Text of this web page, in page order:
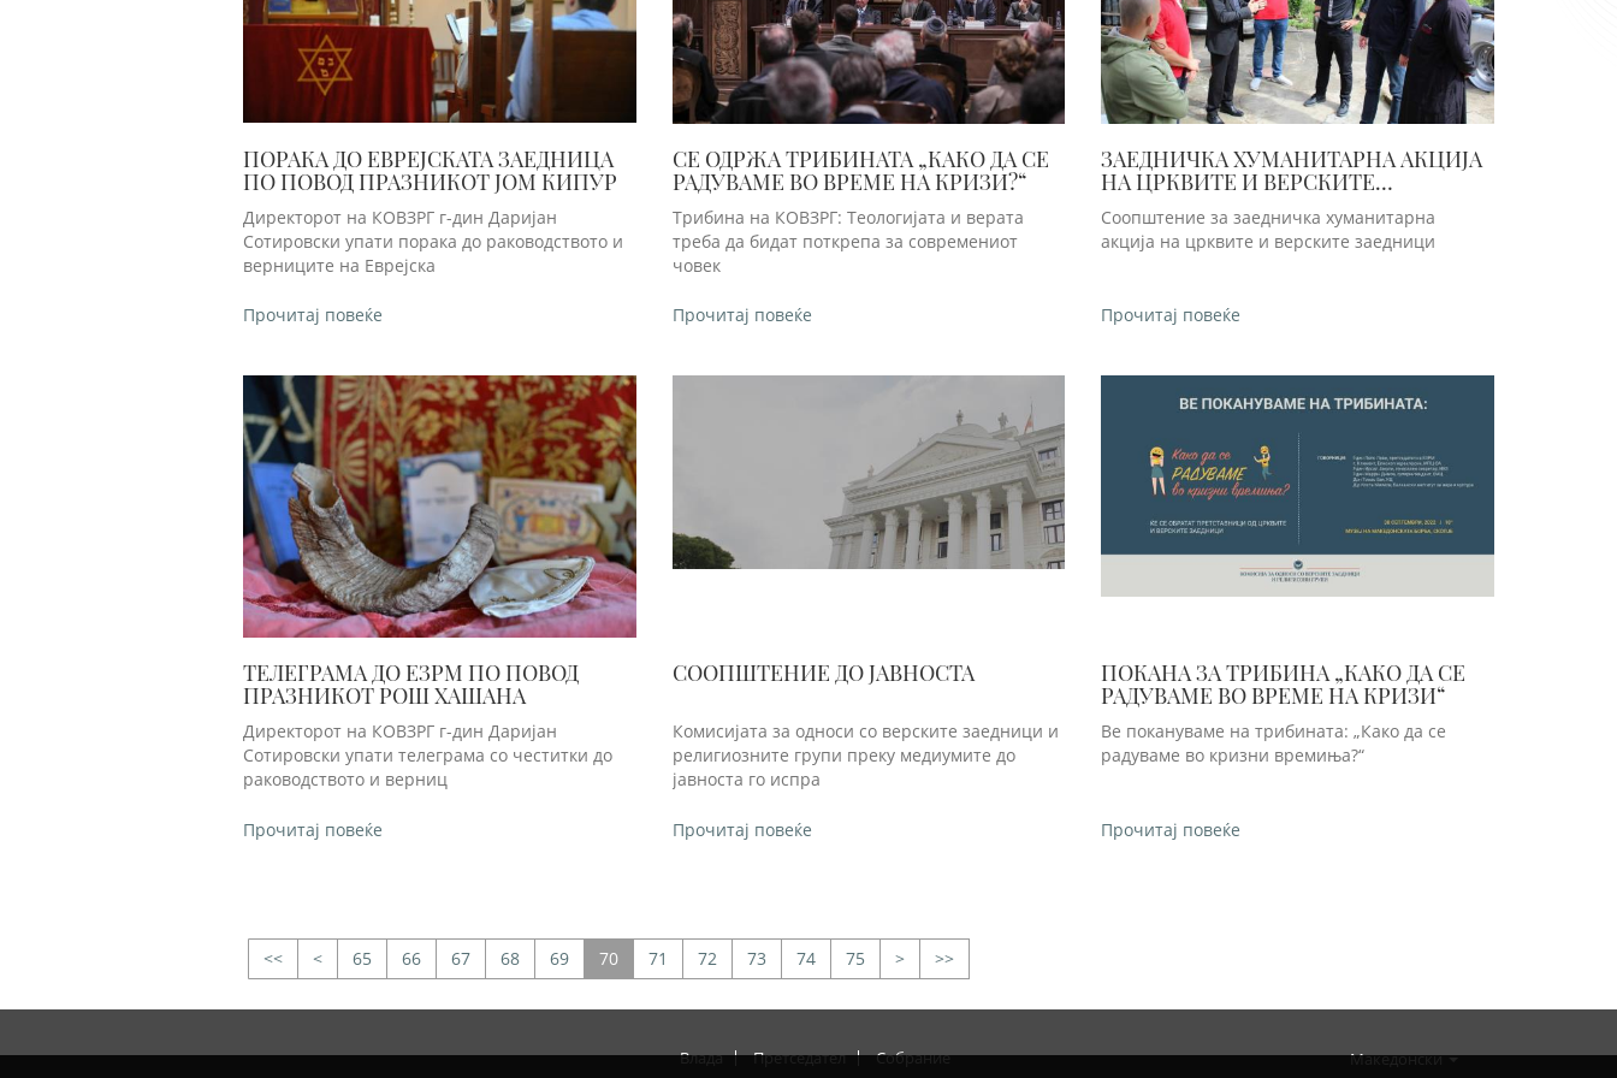
ПОРАКА ДО ЕВРЕЈСКАТА ЗАЕДНИЦА
ПО ПОВОД ПРАЗНИКОТ ЈОМ КИПУР
Директорот на КОВЗРГ г-дин Даријан
Сотировски упати порака до раководството и
верниците на Еврејска
Прочитај повеќе
СЕ ОДРЖА ТРИБИНАТА „КАКО ДА СЕ
РАДУВАМЕ ВО ВРЕМЕ НА КРИЗИ?“
Трибина на КОВЗРГ: Теологијата и верата
треба да бидат поткрепа за современиот
човек
Прочитај повеќе
ЗАЕДНИЧКА ХУМАНИТАРНА АКЦИЈА
НА ЦРКВИТЕ И ВЕРСКИТЕ
ЗАЕДНИЦИ
Соопштение за заедничка хуманитарна
акција на црквите и верските заедници
Прочитај повеќе
ТЕЛЕГРАМА ДО ЕЗРМ ПО ПОВОД
ПРАЗНИКОТ РОШ ХАШАНА
Директорот на КОВЗРГ г-дин Даријан
Сотировски упати телеграма со честитки до
раководството и верниц
Прочитај повеќе
СООПШТЕНИЕ ДО ЈАВНОСТА
Комисијата за односи со верските заедници и
религиозните групи преку медиумите до
јавноста го испра
Прочитај повеќе
ПОКАНА ЗА ТРИБИНА „КАКО ДА СЕ
РАДУВАМЕ ВО ВРЕМЕ НА КРИЗИ“
Ве покануваме на трибината: „Како да се
радуваме во кризни времиња?“
Прочитај повеќе
>> < 65 66 67 68 69 70 71 72 73 74 75 > >>
Влада Претседател Собрание Македонски